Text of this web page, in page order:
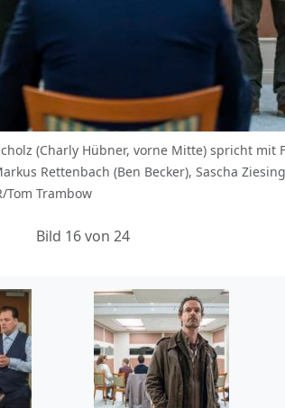
(Charly Hübner, vorne Mitte) spricht mit
Rettenbach (Ben Becker), Sascha
Tom Trambow
Bild 16 von 24